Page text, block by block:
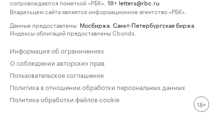
сопровождаются пометкой «РБК».
18+ letters@rbc.ru
Владельцем сайта является информационное агентство «РБК».
Данные предоставлены: Мосбиржа Санкт-Петербургская биржа
Индексы облигаций предоставлены Cbonds.
Информация об ограничениях
О соблюдении авторских прав
Пользовательское соглашение
Политика в отношении обработки персональных данных
Политика обработки файлов cookie
18+